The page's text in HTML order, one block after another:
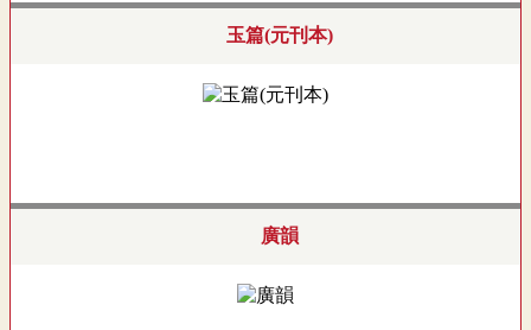
玉篇(元刊本)
廣韻